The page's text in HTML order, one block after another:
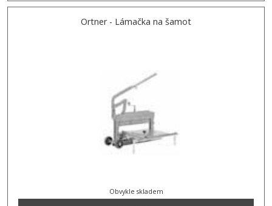
Ortner - Lámačka na šamot
Obvykle skladem